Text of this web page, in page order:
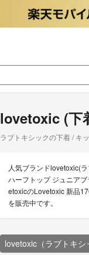
lovetoxic (下
ラブトキシックの下着 / キ
人気ブランドlovetoxic(
ハーフトップ ジュニア
etoxicのLovetoxic 新品
を販売中です。
lovetoxic（ラブトキシ